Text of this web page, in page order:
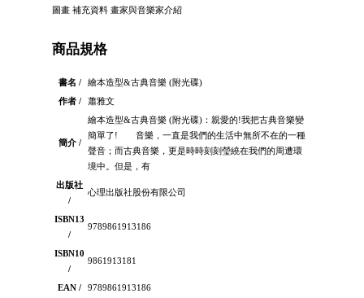
圖畫 補充資料 畫家與音樂家介紹
商品規格
書名 /
繪本造型&古典音樂 (附光碟)
作者 /
蕭雅文
簡介 /
繪本造型&古典音樂 (附光碟)：親愛的!我把古典音樂變
簡單了! 音樂，一直是我們的生活中無所不在的一種
聲音；而古典音樂，更是時時刻刻瑩繞在我們的周遭環
境中。但是，有
出版社
/
心理出版社股份有限公司
ISBN13
/
9789861913186
ISBN10
/
9861913181
EAN / 9789861913186